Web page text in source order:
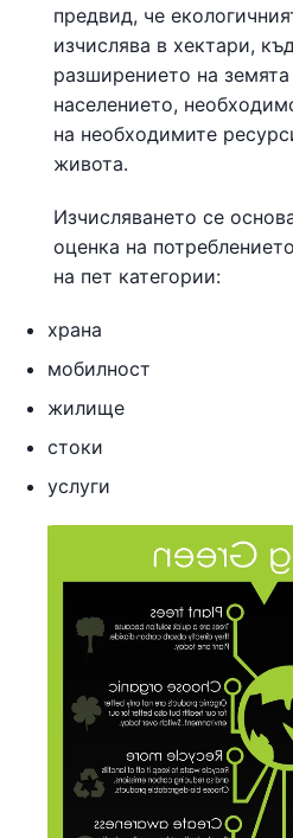
предвид, че
изчислява в хектари,
разширението на земята
населението,
на необходимите
живота.
Изчисляването се
оценка на
на пет категории:
храна
мобилност
жилище
стоки
услуги